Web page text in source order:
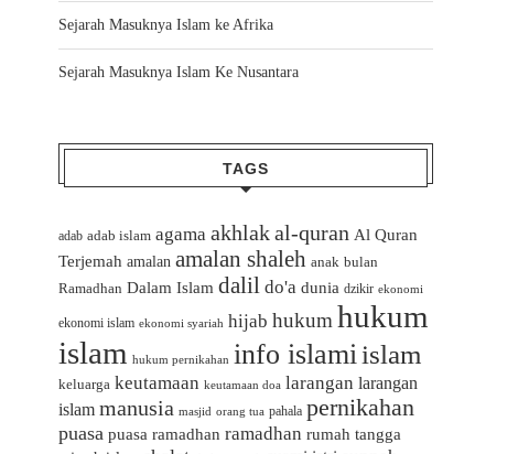
Sejarah Masuknya Islam ke Afrika
Sejarah Masuknya Islam Ke Nusantara
TAGS
adab adab islam agama akhlakal-quran Al Quran
Terjemah amalan amalan shaleh anak bulan
Ramadhan Dalam Islam dalil do'a dunia dzikir ekonomi
ekonomi islam ekonomi syariah hijab hukum hukum
islam hukum pernikahan info islamiislam
keluarga keutamaan keutamaan doa larangan larangan
islam manusia masjid orang tua pahala pernikahan
puasa puasa ramadhan ramadhan rumah tangga